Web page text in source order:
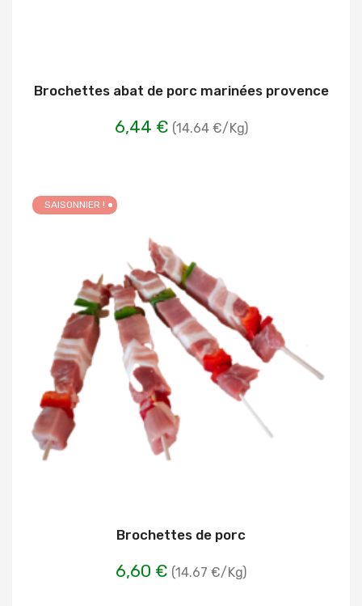
Brochettes abat de porc marinées provence
6,44 € (14.64 €/Kg)
SAISONNIER !
Brochettes de porc
6,60 € (14.67 €/Kg)